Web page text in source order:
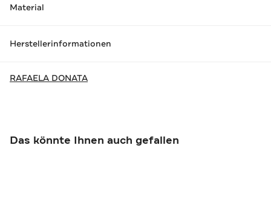
Material
Herstellerinformationen
RAFAELA DONATA
Das könnte Ihnen auch gefallen